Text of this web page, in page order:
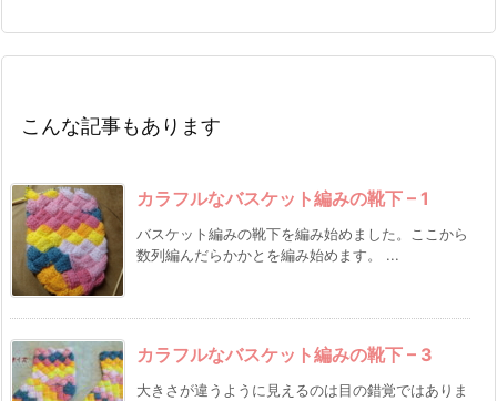
こんな記事もあります
カラフルなバスケット編みの靴下 – 1
バスケット編みの靴下を編み始めました。ここから
数列編んだらかかとを編み始めます。 ...
カラフルなバスケット編みの靴下 – 3
大きさが違うように見えるのは目の錯覚ではありま